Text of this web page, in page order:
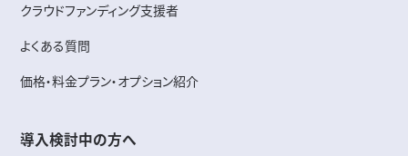
クラウドファンディング支援者
よくある質問
価格・料金プラン・オプション紹介
導入検討中の方へ